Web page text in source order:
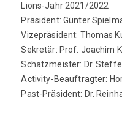
Lions-Jahr 2021/2022
Präsident: Günter
Vizepräsident: Thomas
Sekretär: Prof. Joachim
Schatzmeister: Dr.
Activity-Beauftragter:
Past-Präsident: Dr.